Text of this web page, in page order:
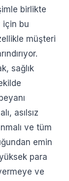
birlikte
için bu
müşteri
sağlık
asılsız
ve tüm
emin
para
ve